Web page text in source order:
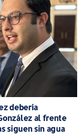
debería
al frente
siguen sin agua